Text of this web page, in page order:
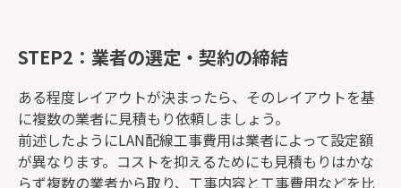
STEP2：業者の選定・契約の締結
ある程度レイアウトが決まったら、そのレイアウトを基
に複数の業者に見積もり依頼しましょう。
前述したようにLAN配線工事費用は業者によって設定額
が異なります。コストを抑えるためにも見積もりはかな
らず複数の業者から取り、工事内容と工事費用などを比